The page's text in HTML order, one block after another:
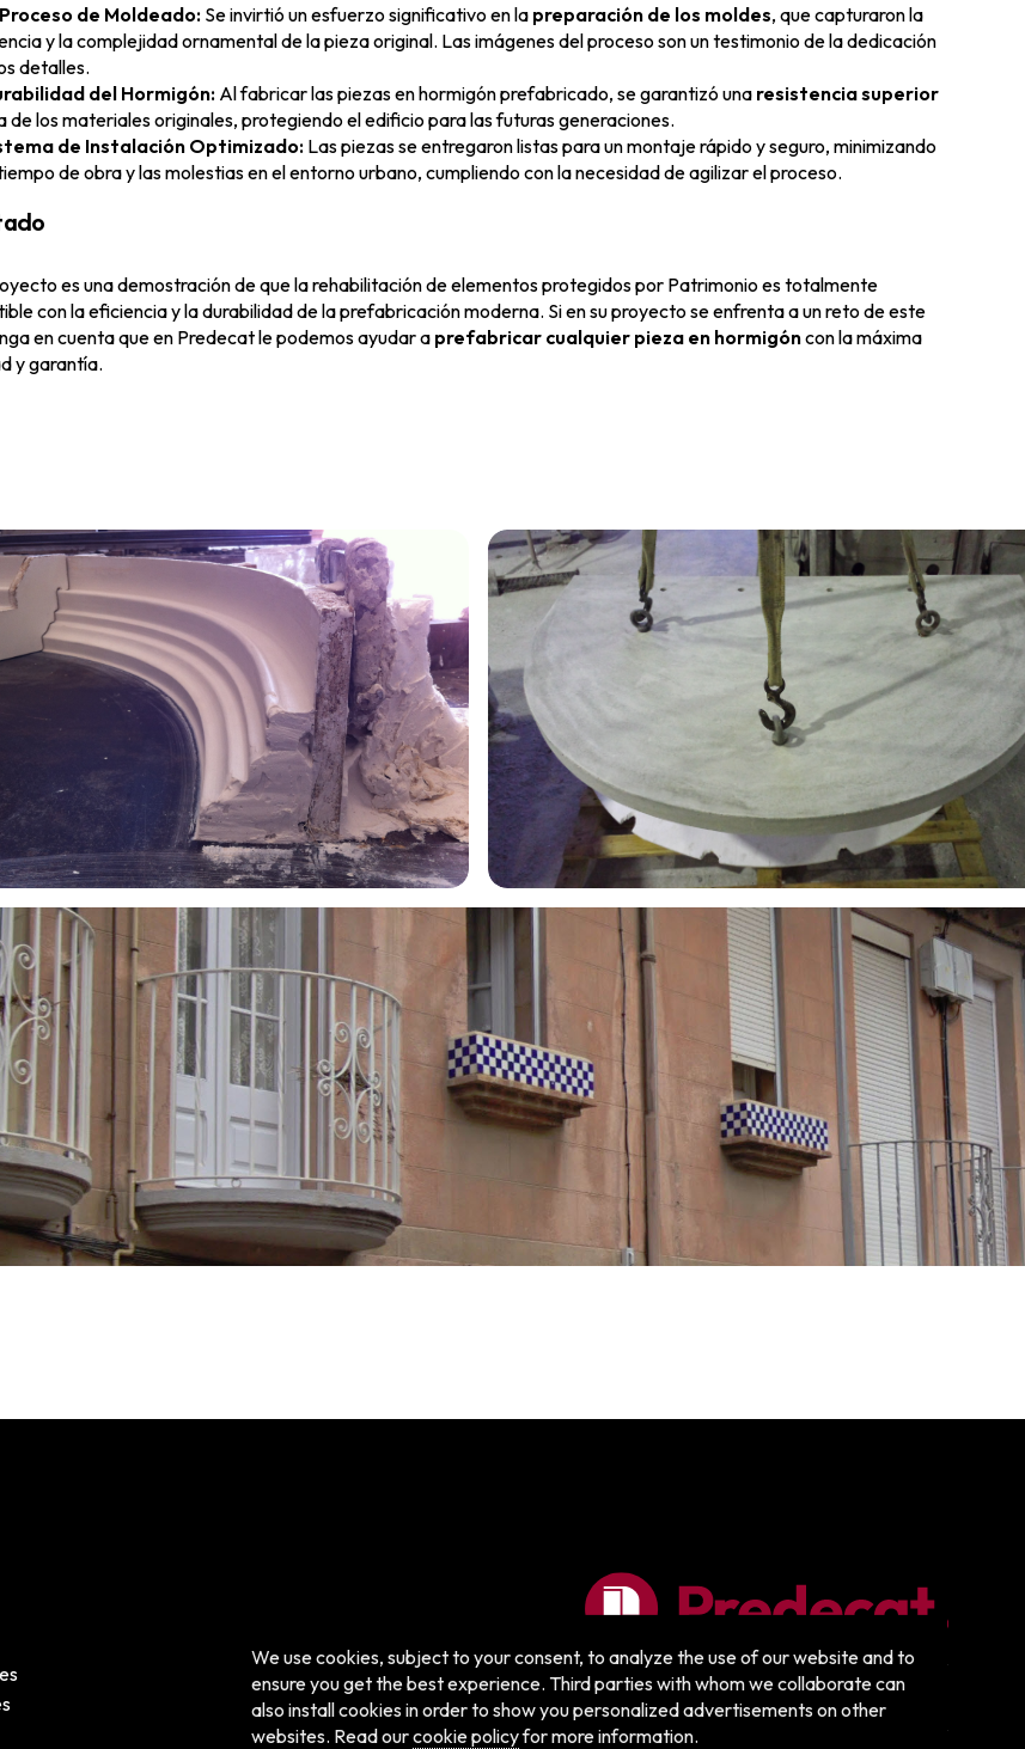
de Moldeado: Se invirtió un esfuerzo significativo en la preparación de los moldes, que capturaron la
y la complejidad ornamental de la pieza original. Las imágenes del proceso son un testimonio de la dedicación
detalles.
del Hormigón: Al fabricar las piezas en hormigón prefabricado, se garantizó una resistencia superior
de los materiales originales, protegiendo el edificio para las futuras generaciones.
de Instalación Optimizado: Las piezas se entregaron listas para un montaje rápido y seguro, minimizando
de obra y las molestias en el entorno urbano, cumpliendo con la necesidad de agilizar el proceso.
es una demostración de que la rehabilitación de elementos protegidos por Patrimonio es totalmente
con la eficiencia y la durabilidad de la prefabricación moderna. Si en su proyecto se enfrenta a un reto de este
en cuenta que en Predecat le podemos ayudar a prefabricar cualquier pieza en hormigóncon la máxima
y garantía.
Cambiar tema
We use cookies, subject to your consent, to analyze the use of our website and to
ensure you get the best experience. Third parties with whom we collaborate can
also install cookies in order to show you personalized advertisements on other
websites. Read ourcookie policyfor more information.